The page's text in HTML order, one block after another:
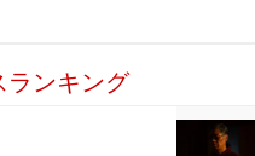
ランキング